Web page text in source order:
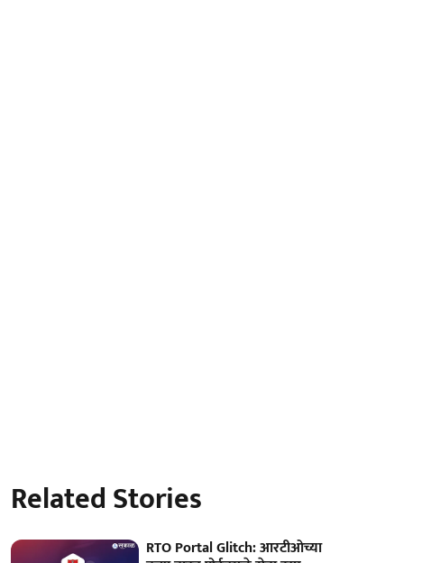
Related Stories
RTO Portal Glitch: आरटीओच्या